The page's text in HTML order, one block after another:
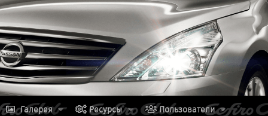
Галерея Ресурсы Пользователи